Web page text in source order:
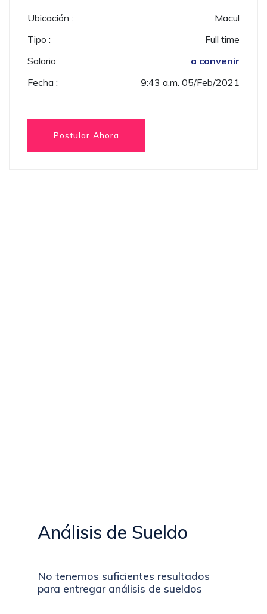
Ubicación :
Macul
Tipo :
Full time
Salario:
a convenir
Fecha :
9:43 a.m. 05/Feb/2021
Postular Ahora
Análisis de Sueldo
No tenemos suficientes resultados
para entregar análisis de sueldos